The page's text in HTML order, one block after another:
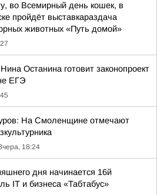
во Всемирный день кошек, в
пройдёт выставкараздача
животных «Путь домой»
Останина готовит законопроект
ЕГЭ
На Смоленщине отмечают
18:24
дня начинается 16й
IT и бизнеса «Табтабус»